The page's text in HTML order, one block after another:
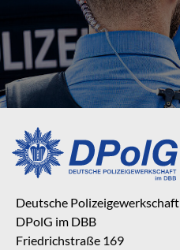
Deutsche Polizeigewerkschaft
DPolG im DBB
Friedrichstraße 169